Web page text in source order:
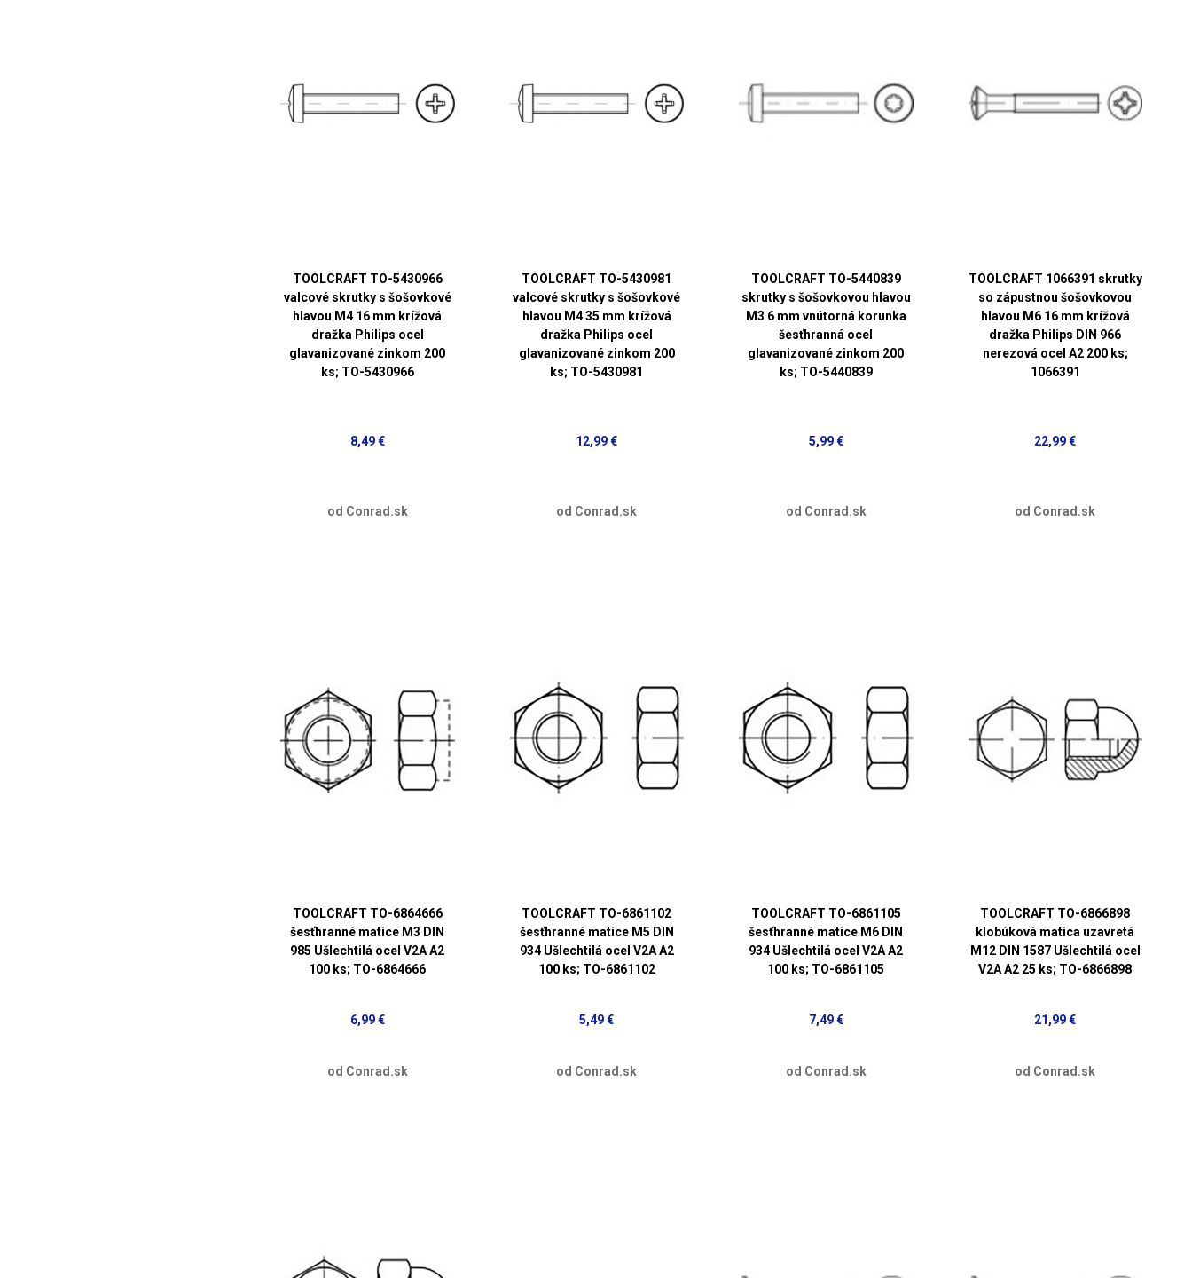
TOOLCRAFT TO-5430966
valcové skrutky s šošovkové
hlavou M4 16 mm krížová
dražka Philips ocel
glavanizované zinkom 200
ks; TO-5430966
8,49 €
od Conrad.sk
TOOLCRAFT TO-5430981
valcové skrutky s šošovkové
hlavou M4 35 mm krížová
dražka Philips ocel
glavanizované zinkom 200
ks; TO-5430981
12,99 €
od Conrad.sk
TOOLCRAFT TO-5440839
skrutky s šošovkovou hlavou
M3 6 mm vnútorná korunka
šesťhranná ocel
glavanizované zinkom 200
ks; TO-5440839
5,99 €
od Conrad.sk
TOOLCRAFT 1066391 skrutky
so zápustnou šošovkovou
hlavou M6 16 mm krížová
dražka Philips DIN 966
nerezová ocel A2 200 ks;
1066391
22,99 €
od Conrad.sk
TOOLCRAFT TO-6864666
šesťhranné matice M3 DIN
985 Ušlechtilá ocel V2A A2
100 ks; TO-6864666
6,99 €
od Conrad.sk
TOOLCRAFT TO-6861102
šesťhranné matice M5 DIN
934 Ušlechtilá ocel V2A A2
100 ks; TO-6861102
5,49 €
od Conrad.sk
TOOLCRAFT TO-6861105
šesťhranné matice M6 DIN
934 Ušlechtilá ocel V2A A2
100 ks; TO-6861105
7,49 €
od Conrad.sk
TOOLCRAFT TO-6866898
klobúková matica uzavretá
M12 DIN 1587 Ušlechtilá ocel
V2A A2 25 ks; TO-6866898
21,99 €
od Conrad.sk